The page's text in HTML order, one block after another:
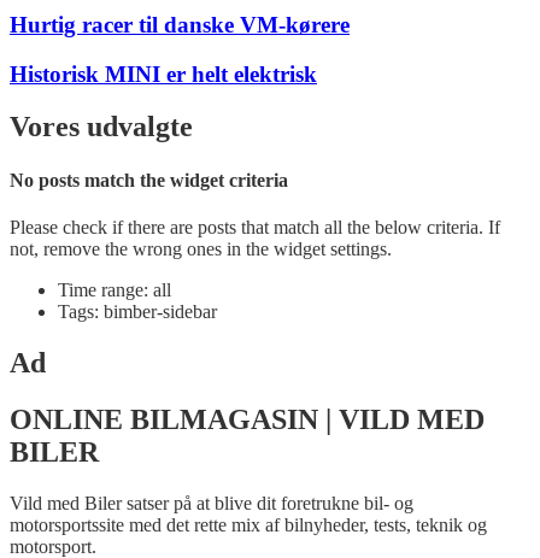
Hurtig racer til danske VM-kørere
Historisk MINI er helt elektrisk
Vores udvalgte
No posts match the widget criteria
Please check if there are posts that match all the below criteria. If
not, remove the wrong ones in the widget settings.
Time range: all
Tags: bimber-sidebar
Ad
ONLINE BILMAGASIN | VILD MED
BILER
Vild med Biler satser på at blive dit foretrukne bil- og
motorsportssite med det rette mix af bilnyheder, tests, teknik og
motorsport.